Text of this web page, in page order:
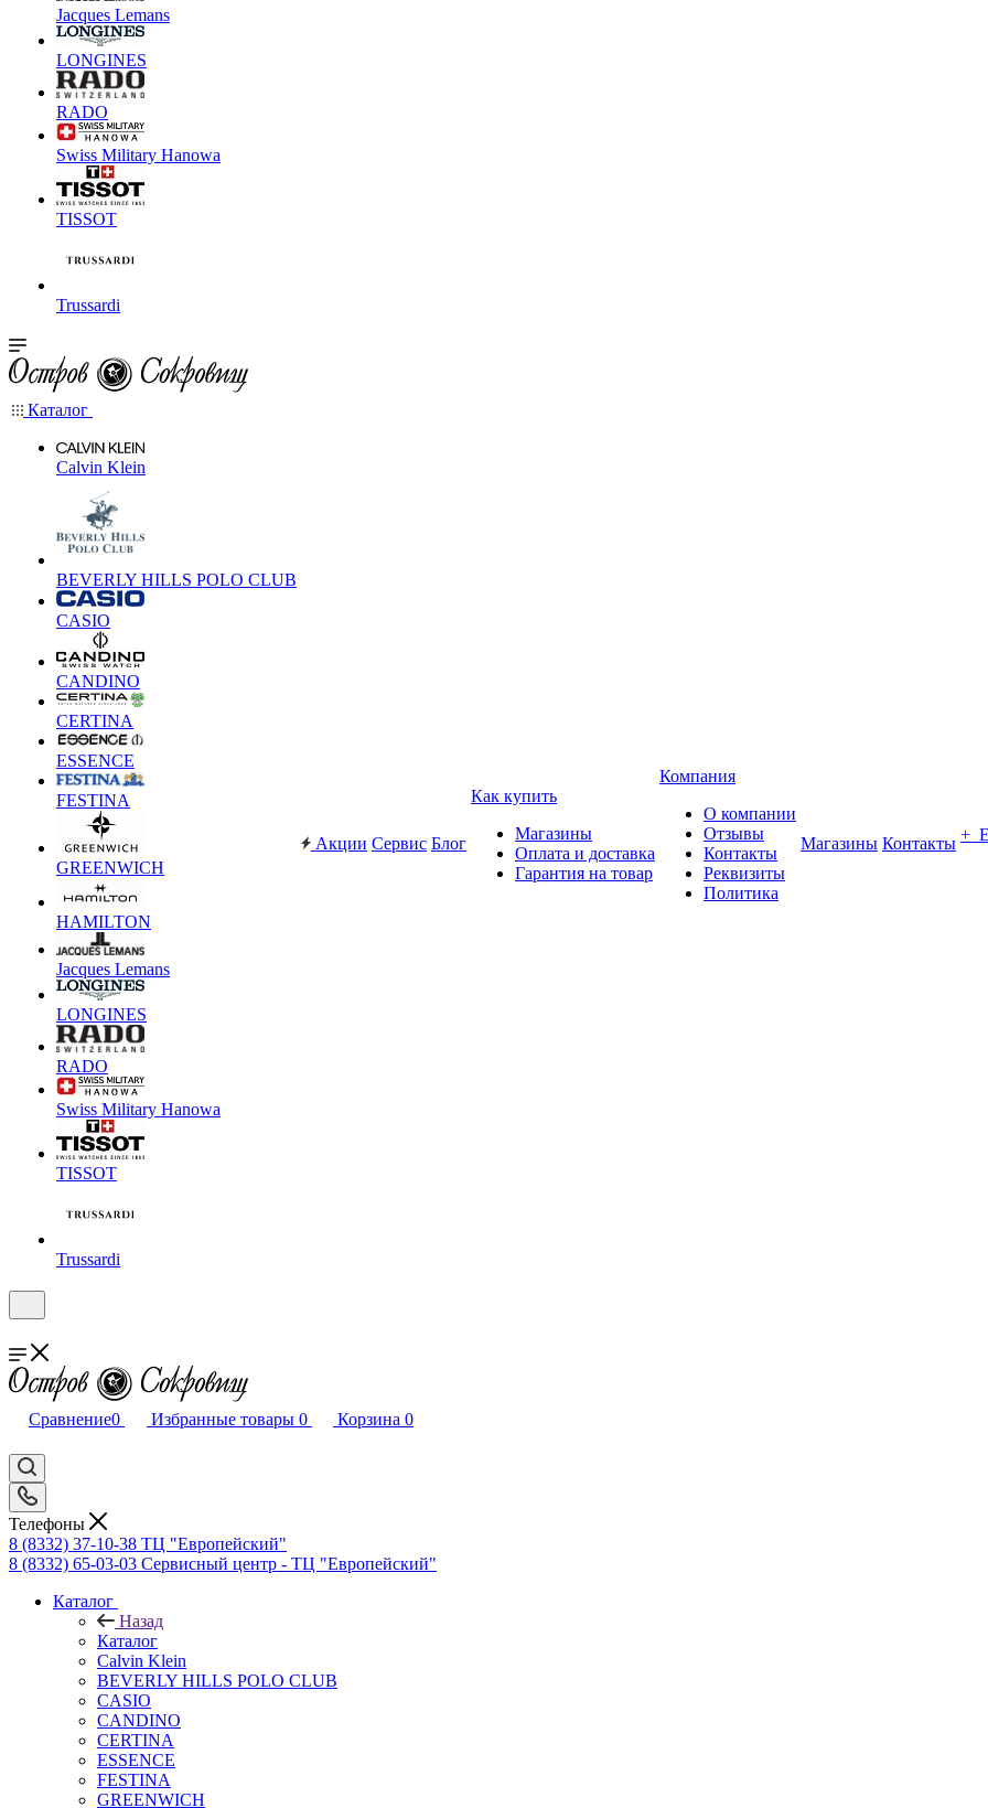
Jacques Lemans
LONGINES
RADO
Swiss Military Hanowa
TISSOT
Trussardi
Каталог
Calvin Klein
BEVERLY HILLS POLO CLUB
CASIO
CANDINO
CERTINA
ESSENCE
FESTINA
GREENWICH
HAMILTON
Jacques Lemans
LONGINES
RADO
Swiss Military Hanowa
TISSOT
Trussardi
Акции Сервис Блог
Как купить
Магазины
Оплата и доставка
Гарантия на товар
Компания
О компании
Отзывы
Контакты
Реквизиты
Политика
Магазины Контакты +
Сравнение0 Избранные товары 0 Корзина 0
Телефоны
8 (8332) 37-10-38 ТЦ "Европейский"
8 (8332) 65-03-03 Сервисный центр - ТЦ "Европейский"
Каталог
Назад
Каталог
Calvin Klein
BEVERLY HILLS POLO CLUB
CASIO
CANDINO
CERTINA
ESSENCE
FESTINA
GREENWICH